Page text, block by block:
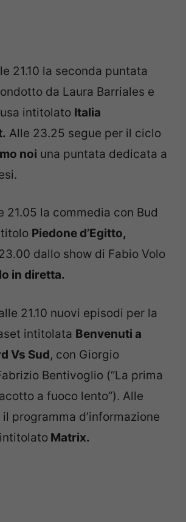
21.10 la seconda puntata
da Laura Barriales e
intitolato Italia
Alle 23.25 segue per il ciclo
noi una puntata dedicata a
21.05 la commedia con Bud
Piedone d’Egitto,
dallo show di Fabio Volo
in diretta.
21.10 nuovi episodi per la
intitolata Benvenuti a
Vs Sud, con Giorgio
Bentivoglio (“La prima
a fuoco lento”). Alle
programma d’informazione
Matrix.